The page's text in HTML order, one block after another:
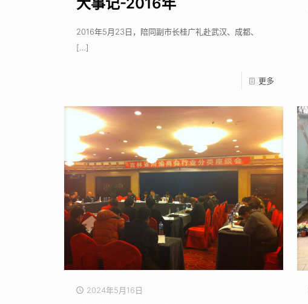
2016年5月23日，陪同副市长桂广礼赴武汉、成都、
[…]
更多
2024年5月16日